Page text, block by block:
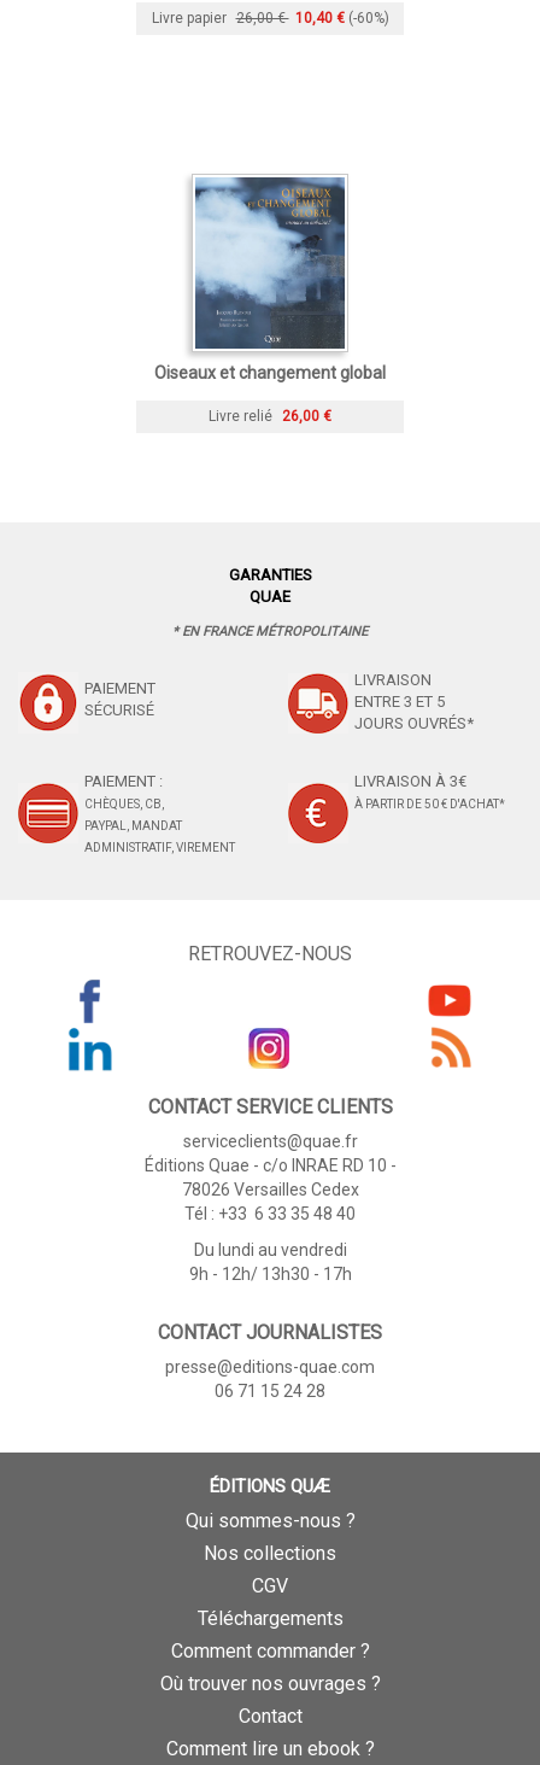
Livre papier 26,00 € 10,40 € (-60%)
Oiseaux et changement global
Livre relié 26,00 €
GARANTIES
QUAE
* EN FRANCE MÉTROPOLITAINE
PAIEMENT
SÉCURISÉ
LIVRAISON
ENTRE 3 ET 5
JOURS OUVRÉS*
PAIEMENT :
CHÈQUES, CB,
PAYPAL, MANDAT
ADMINISTRATIF, VIREMENT
LIVRAISON À 3€
À PARTIR DE 50 € D'ACHAT*
RETROUVEZ-NOUS
CONTACT SERVICE CLIENTS
serviceclients@quae.fr
Éditions Quae - c/o INRAE RD 10 -
78026 Versailles Cedex
Tél : +33 6 33 35 48 40
Du lundi au vendredi
9h - 12h/ 13h30 - 17h
CONTACT JOURNALISTES
presse@editions-quae.com
06 71 15 24 28
ÉDITIONS QUÆ
Qui sommes-nous ?
Nos collections
CGV
Téléchargements
Comment commander ?
Où trouver nos ouvrages ?
Contact
Comment lire un ebook ?